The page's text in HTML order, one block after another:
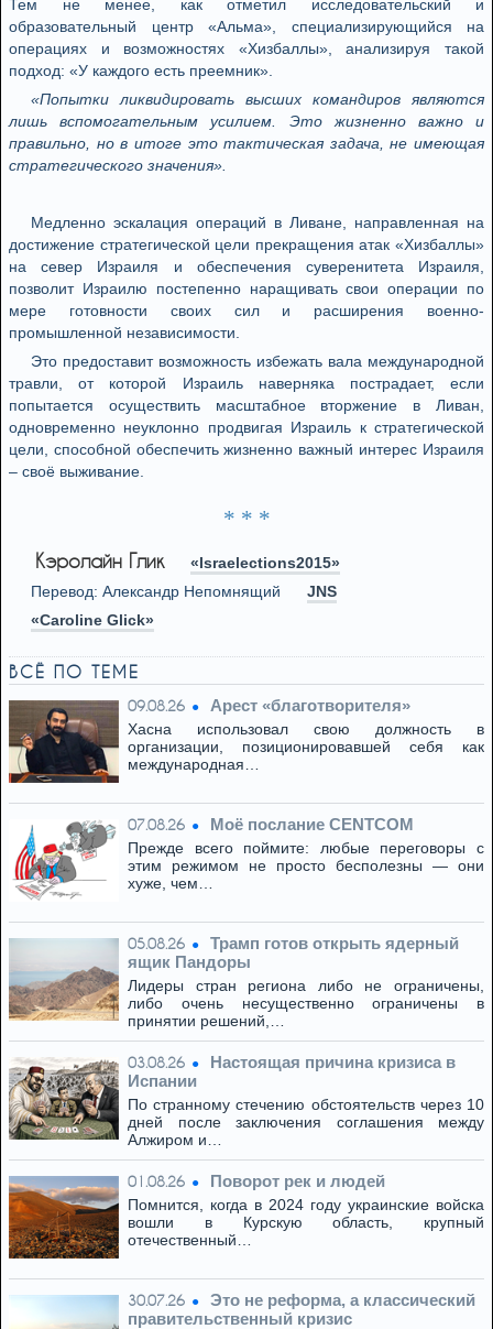
Тем не менее, как отметил исследовательский и
образовательный центр «Альма», специализирующийся на
операциях и возможностях «Хизбаллы», анализируя такой
подход: «У каждого есть преемник».
«Попытки ликвидировать высших командиров являются
лишь вспомогательным усилием. Это жизненно важно и
правильно, но в итоге это тактическая задача, не имеющая
стратегического значения».
Медленно эскалация операций в Ливане, направленная на
достижение стратегической цели прекращения атак «Хизбаллы»
на север Израиля и обеспечения суверенитета Израиля,
позволит Израилю постепенно наращивать свои операции по
мере готовности своих сил и расширения военно-
промышленной независимости.
Это предоставит возможность избежать вала международной
травли, от которой Израиль наверняка пострадает, если
попытается осуществить масштабное вторжение в Ливан,
одновременно неуклонно продвигая Израиль к стратегической
цели, способной обеспечить жизненно важный интерес Израиля
– своё выживание.
* * *
Кэролайн Глик
«Israelections2015»
Перевод: Александр Непомнящий
JNS
«Caroline Glick»
ВСЁ ПО ТЕМЕ
09.08.26 Арест «благотворителя»
Хасна использовал свою должность в
организации, позиционировавшей себя как
международная…
07.08.26 Моё послание CENTCOM
Прежде всего поймите: любые переговоры с
этим режимом не просто бесполезны — они
хуже, чем…
05.08.26
Трамп готов открыть ядерный
ящик Пандоры
Лидеры стран региона либо не ограничены,
либо очень несущественно ограничены в
принятии решений,…
03.08.26
Настоящая причина кризиса в
Испании
По странному стечению обстоятельств через 10
дней после заключения соглашения между
Алжиром и…
01.08.26 Поворот рек и людей
Помнится, когда в 2024 году украинские войска
вошли в Курскую область, крупный
отечественный…
30.07.26
Это не реформа, а классический
правительственный кризис